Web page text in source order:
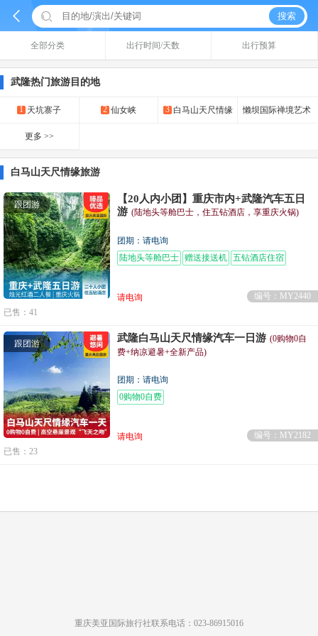
  搜索
全部分类 出行时间/天数 出行预算
武隆热门旅游目的地
1 天坑寨子 2 仙女峡 3 白马山天尺情缘 懒坝国际禅境艺术
更多 >>
白马山天尺情缘旅游
跟团游
【20人内小团】重庆市内+武隆汽车五日
游 (陆地头等舱巴士，住五钻酒店，享重庆火锅)
团期：请电询
陆地头等舱巴士 赠送接送机 五钻酒店住宿
请电询
编号：MY2440
已售：41
跟团游 武隆白马山天尺情缘汽车一日游 (0购物0自
费+纳凉避暑+全新产品)
团期：请电询
0购物0自费
请电询
编号：MY2182
已售：23
重庆美亚国际旅行社联系电话：023-86915016